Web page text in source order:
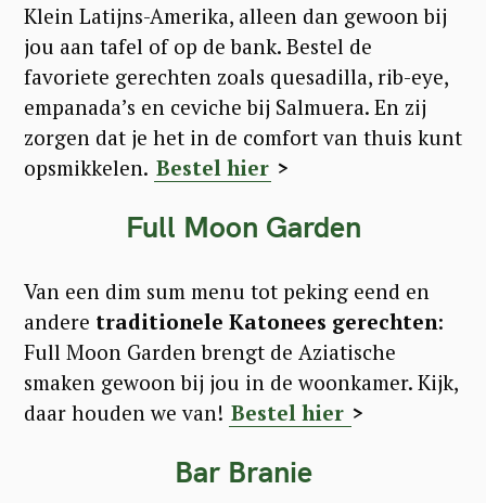
Klein Latijns-Amerika, alleen dan gewoon bij
jou aan tafel of op de bank. Bestel de
favoriete gerechten zoals quesadilla, rib-eye,
empanada’s en ceviche bij Salmuera. En zij
zorgen dat je het in de comfort van thuis kunt
opsmikkelen. Bestel hier >
Full Moon Garden
Van een dim sum menu tot peking eend en
andere traditionele Katonees gerechten:
Full Moon Garden brengt de Aziatische
smaken gewoon bij jou in de woonkamer. Kijk,
daar houden we van! Bestel hier >
Bar Branie